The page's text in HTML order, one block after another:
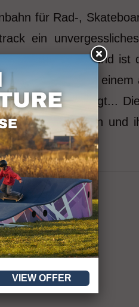
für Rad-,
ein
von 46 Metern und
der Bahn ist in einem
Fahren sorgt...
austauschen und
VIEW OFFER